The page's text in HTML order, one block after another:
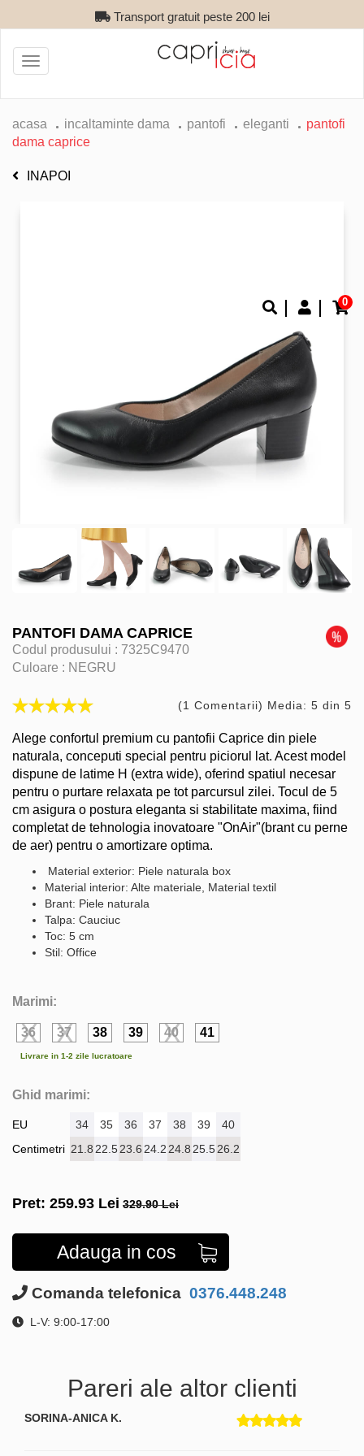
Transport gratuit peste 200 lei
0
Toggle
navigation
acasa incaltaminte dama pantofi eleganti
pantofi
dama caprice
INAPOI
PANTOFI DAMA CAPRICE
Codul produsului : 7325C9470
Culoare : NEGRU
(1 Comentarii) Media: 5 din 5
Alege confortul premium cu pantofii Caprice din piele
naturala, conceputi special pentru piciorul lat. Acest model
dispune de latime H (extra wide), oferind spatiul necesar
pentru o purtare relaxata pe tot parcursul zilei. Tocul de 5
cm asigura o postura eleganta si stabilitate maxima, fiind
completat de tehnologia inovatoare "OnAir"(brant cu perne
de aer) pentru o amortizare optima.
Material exterior: Piele naturala box
Material interior: Alte materiale, Material textil
Brant: Piele naturala
Talpa: Cauciuc
Toc: 5 cm
Stil: Office
Marimi:
36 37 38 39 40 41
Livrare in 1-2 zile lucratoare
Ghid marimi:
EU
Centimetri
34 35 36 37 38 39
40
21.8 22.523.6 24.2 24.8 25.526.2
Pret: 259.93 Lei 329.90 Lei
Adauga in cos
Comanda telefonica 0376.448.248
L-V: 9:00-17:00
Pareri ale altor clienti
SORINA-ANICA K.